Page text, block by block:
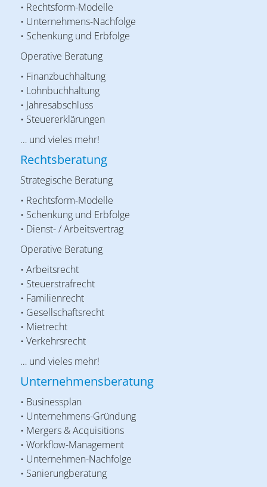
• Rechtsform-Modelle
• Unternehmens-Nachfolge
• Schenkung und Erbfolge
Operative Beratung
• Finanzbuchhaltung
• Lohnbuchhaltung
• Jahresabschluss
• Steuererklärungen
… und vieles mehr!
Rechtsberatung
Strategische Beratung
• Rechtsform-Modelle
• Schenkung und Erbfolge
• Dienst- / Arbeitsvertrag
Operative Beratung
• Arbeitsrecht
• Steuerstrafrecht
• Familienrecht
• Gesellschaftsrecht
• Mietrecht
• Verkehrsrecht
… und vieles mehr!
Unternehmensberatung
• Businessplan
• Unternehmens-Gründung
• Mergers & Acquisitions
• Workflow-Management
• Unternehmen-Nachfolge
• Sanierungberatung